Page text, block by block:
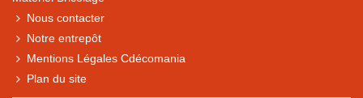
Nous contacter
Notre entrepôt
Mentions Légales Cdécomania
Plan du site